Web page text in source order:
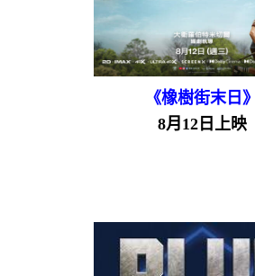
《橡樹街末日》
8月12日上映